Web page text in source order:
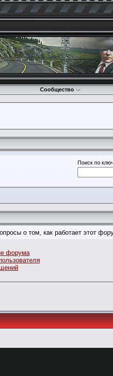
Сообщество
Поиск по
о том, как работает этот
форума